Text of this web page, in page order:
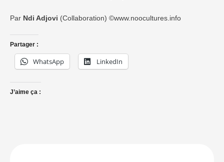
Par Ndi Adjovi (Collaboration) ©www.noocultures.info
Partager :
WhatsApp LinkedIn
J’aime ça :